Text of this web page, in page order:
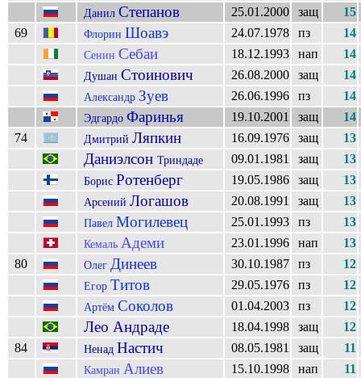
Данил Степанов 25.01.2000 защ
15
69
Флорин Шоавэ 24.07.1978 пз 14
Сенин Себаи 18.12.1993 нап 14
Душан Стоинович 26.08.2000 защ 14
Александр Зуев 26.06.1996 пз 14
Эдгардо Фаринья 19.10.2001 защ
14
74
Дмитрий Ляпкин 16.09.1976 защ 13
Даниэлсон Триндаде 09.01.1981 защ 13
Борис Ротенберг 19.05.1986 защ 13
Арсений Логашов 20.08.1991 защ 13
Павел Могилевец 25.01.1993 пз 13
Кемаль Адеми 23.01.1996 нап
13
80
Олег Динеев 30.10.1987 пз 12
Егор Титов 29.05.1976 пз 12
Артём Соколов 01.04.2003 пз 12
Лео Андраде 18.04.1998 защ
12
84
Ненад Настич 08.05.1981 защ 11
Камран Алиев 15.10.1998 нап 11